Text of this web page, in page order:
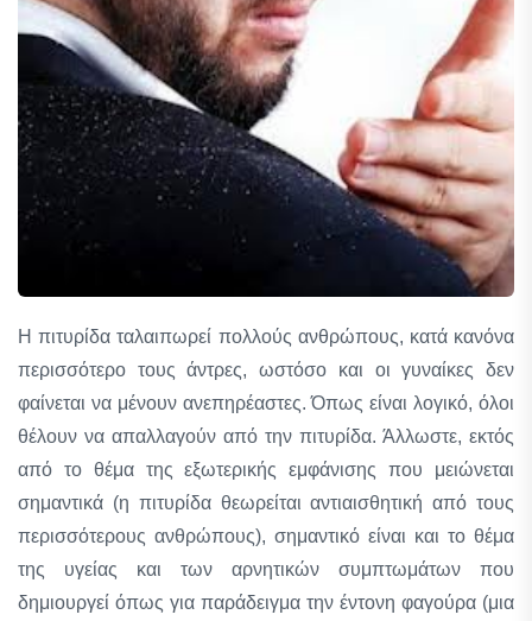
Η πιτυρίδα ταλαιπωρεί πολλούς ανθρώπους, κατά κανόνα
περισσότερο τους άντρες, ωστόσο και οι γυναίκες δεν
φαίνεται να μένουν ανεπηρέαστες. Όπως είναι λογικό, όλοι
θέλουν να απαλλαγούν από την πιτυρίδα. Άλλωστε, εκτός
από το θέμα της εξωτερικής εμφάνισης που μειώνεται
σημαντικά (η πιτυρίδα θεωρείται αντιαισθητική από τους
περισσότερους ανθρώπους), σημαντικό είναι και το θέμα
της υγείας και των αρνητικών συμπτωμάτων που
δημιουργεί όπως για παράδειγμα την έντονη φαγούρα (μια